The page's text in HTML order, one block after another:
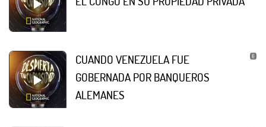
CUANDO VENEZUELA FUE
GOBERNADA POR BANQUEROS
ALEMANES